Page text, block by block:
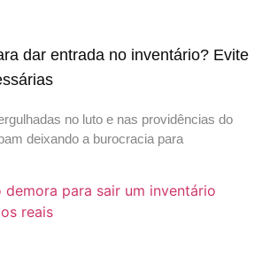
dar entrada no inventário? Evite
no luto e nas providências do
deixando a burocracia para